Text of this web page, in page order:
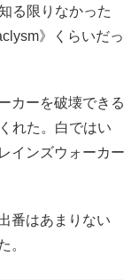
る限りなかった
》くらいだっ
カーを破壊できる
れた。白ではい
インズウォーカー
番はあまりない
。